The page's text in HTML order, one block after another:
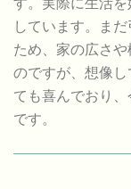
す。実際に生活
しています。ま
ため、家の広さ
のですが、想像
ても喜んでおり
です。